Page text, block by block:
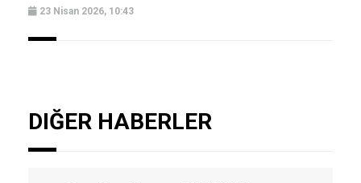
23 Nisan 2026, 10:43
DIĞER HABERLER